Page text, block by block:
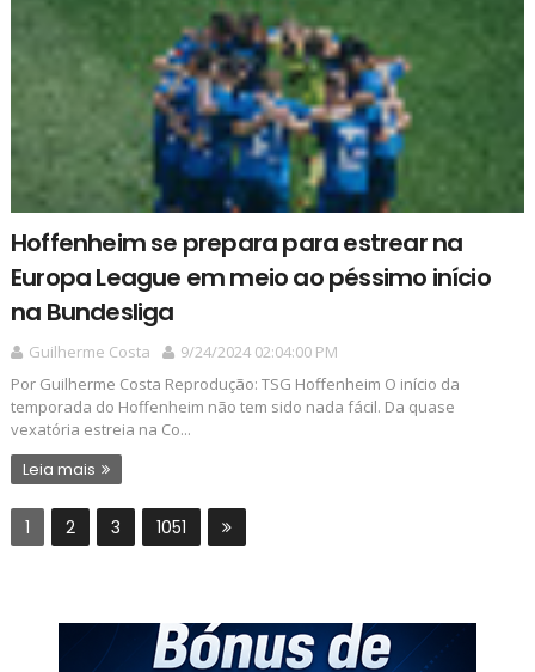
Hoffenheim se prepara para estrear na
Europa League em meio ao péssimo início
na Bundesliga
Guilherme Costa
9/24/2024 02:04:00 PM
Por Guilherme Costa Reprodução: TSG Hoffenheim O início da
temporada do Hoffenheim não tem sido nada fácil. Da quase
vexatória estreia na Co...
Leia mais
1 2 3 1051